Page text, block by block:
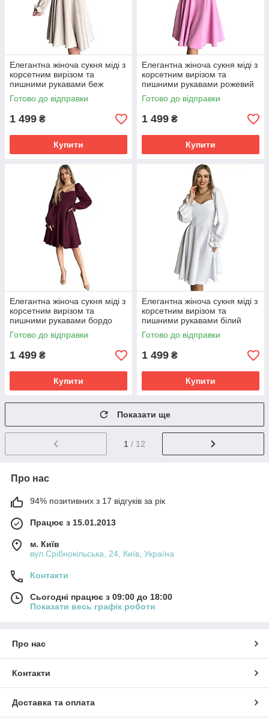
Елегантна жіноча сукня міді з
корсетним вирізом та
пишними рукавами беж
Готово до відправки
1 499 ₴
Купити
Елегантна жіноча сукня міді з
корсетним вирізом та
пишними рукавами рожевий
Готово до відправки
1 499 ₴
Купити
Елегантна жіноча сукня міді з
корсетним вирізом та
пишними рукавами бордо
Готово до відправки
1 499 ₴
Купити
Елегантна жіноча сукня міді з
корсетним вирізом та
пишними рукавами білий
Готово до відправки
1 499 ₴
Купити
Показати ще
1 / 12
Про нас
94% позитивних з 17 відгуків за рік
Працює з 15.01.2013
м. Київ
вул.Срібнокільська, 24, Київ, Україна
Контакти
Сьогодні працює з 09:00 до 18:00
Показати весь графік роботи
Про нас
Контакти
Доставка та оплата